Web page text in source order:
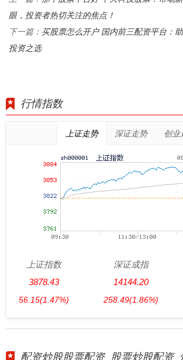
眼，投资者热切关注的焦点！
下一篇： 买股票怎么开户 国内前三配资平台：
投资之选
行情指数
上证走势 深证走势 创业
上证指数
3878.43
56.15(1.47%)
深证成指
14144.20
258.49(1.86%)
配资炒股股票配资_股票炒股配资_